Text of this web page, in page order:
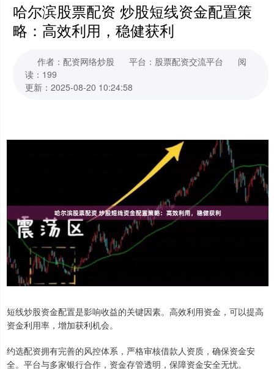
哈尔滨股票配资 炒股短线资金配置策
略：高效利用，稳健获利
作者：配资网络炒股 平台：股票配资交流平台
阅
读：199
更新：2025-08-20 10:24:58
短线炒股资金配置是影响收益的关键因素。高效利用资金，可以提高
资金利用率，增加获利机会。
约选配资拥有完善的风控体系，严格审核借款人资质，确保资金安
全。平台与多家银行合作，资金存管透明，保障资金安全无忧。